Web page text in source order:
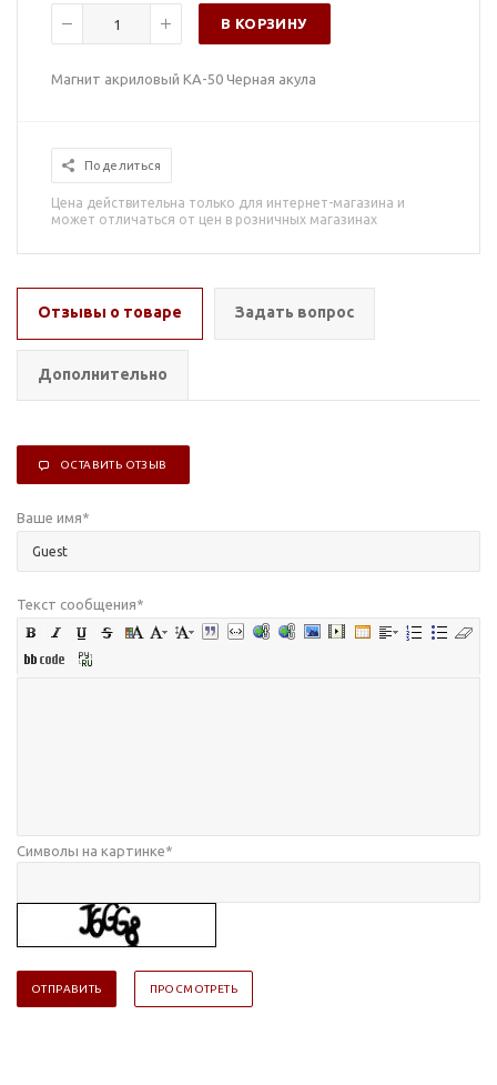
В КОРЗИНУ
Магнит акриловый КА-50 Черная акула
Поделиться
Цена действительна только для интернет-магазина и
может отличаться от цен в розничных магазинах
Отзывы о товаре Задать вопрос
Дополнительно
ОСТАВИТЬ ОТЗЫВ
Ваше имя*
Текст сообщения*
Символы на картинке*